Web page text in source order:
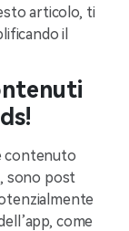
articolo, ti
il
contenuto
sono post
come